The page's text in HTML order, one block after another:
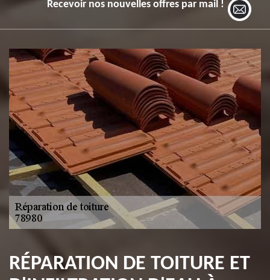
Recevoir nos nouvelles offres par mail !
RÉPARATION DE TOITURE ET